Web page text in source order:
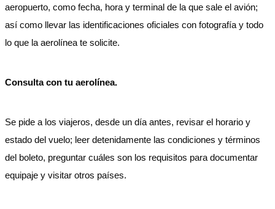
aeropuerto, como fecha, hora y terminal de la que sale el avión;
así como llevar las identificaciones oficiales con fotografía y todo
lo que la aerolínea te solicite.
Consulta con tu aerolínea.
Se pide a los viajeros, desde un día antes, revisar el horario y
estado del vuelo; leer detenidamente las condiciones y términos
del boleto, preguntar cuáles son los requisitos para documentar
equipaje y visitar otros países.